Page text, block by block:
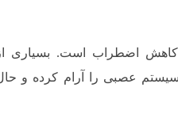
کاهش اضطراب است. بسیاری از
عصبی را آرام کرده و